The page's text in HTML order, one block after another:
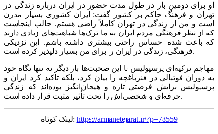
او برای دومین بار در طول مدت حضور در ایران درباره زندگی در
تهران و فرهنگ حاکم بر کشور گفت: ایران کشوری بسیار مدرن
است و من از زندگی در تهران کاملاً راضی هستم. جالب اینجاست
که از نظر فرهنگی مردم ایران به ما ترک‌ها شباهت‌های زیادی دارند
که باعث شده احساس راحتی بیشتری داشته باشم. این نزدیکی
فرهنگی، زندگی در ایران را برای من بسیار دلپذیر کرده است.
مهاجم ترکیه‌ای پرسپولیس با این صحبت‌ها بار دیگر نه تنها نگاه خود
به دوران فوتبالی در فنرباغچه را بیان کرد، بلکه تاکید کرد ایران و
پرسپولیس برایش فرصتی تازه و هیجان‌انگیز بوده‌اند که زندگی
حرفه‌ای و شخصی‌اش را تحت تأثیر مثبت قرار داده است.
لینک کوتاه: https://armanetejarat.ir/?p=78559